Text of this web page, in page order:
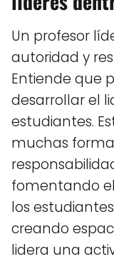
Un profesor
autoridad y
Entiende que
desarrollar el
estudiantes.
muchas
fomentando
los
creando
lidera una